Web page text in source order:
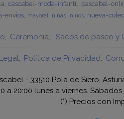
cascabel-moda-infantil cascabel-
envios mayoral ninas ninos nueva-
Ceremonia Sacos de paseo y
Política de Privacidad
- 33510 Pola de Siero,
a 20:00 lunes a viernes. Sábados
(*) Precios con